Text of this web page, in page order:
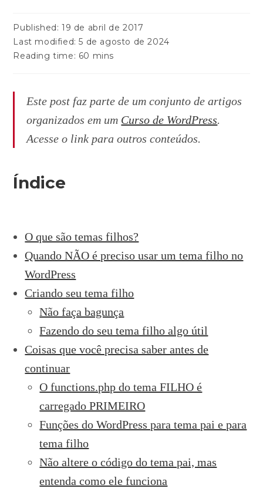
Published: 19 de abril de 2017
Last modified: 5 de agosto de 2024
Reading time: 60 mins
Este post faz parte de um conjunto de artigos
organizados em um Curso de WordPress.
Acesse o link para outros conteúdos.
Índice
O que são temas filhos?
Quando NÃO é preciso usar um tema filho no
WordPress
Criando seu tema filho
Não faça bagunça
Fazendo do seu tema filho algo útil
Coisas que você precisa saber antes de
continuar
O functions.php do tema FILHO é
carregado PRIMEIRO
Funções do WordPress para tema pai e para
tema filho
Não altere o código do tema pai, mas
entenda como ele funciona